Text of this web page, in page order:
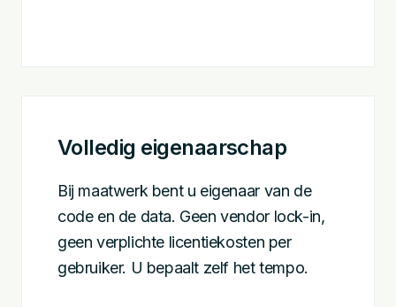
Volledig eigenaarschap
Bij maatwerk bent u eigenaar van de
code en de data. Geen vendor lock-in,
geen verplichte licentiekosten per
gebruiker. U bepaalt zelf het tempo.